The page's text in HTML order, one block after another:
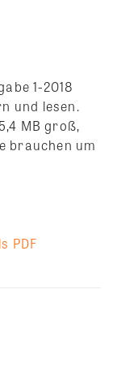
1-2018
und lesen.
MB groß,
brauchen um
PDF